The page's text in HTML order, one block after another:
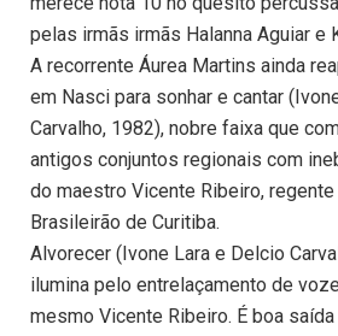
pelas irmãs irmãs Halanna Aguiar e
A recorrente Áurea Martins ainda
em Nasci para sonhar e cantar
Carvalho, 1982), nobre faixa que
antigos conjuntos regionais com
do maestro Vicente Ribeiro,
Brasileirão de Curitiba.
Alvorecer (Ivone Lara e Delcio
ilumina pelo entrelaçamento de
mesmo Vicente Ribeiro. É boa saída